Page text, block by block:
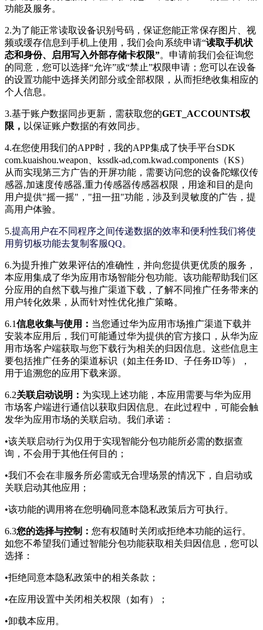
功能及服务。
2.为了能正常读取设备识别号码，保证您能正常保存图片、视
频或缓存信息到手机上使用，我们会向系统申请“读取手机状
态和身份、启用写入外部存储卡权限”。申请前我们会征询您
的同意，您可以选择“允许”或“禁止”权限申请；您可以在设备
的设置功能中选择关闭部分或全部权限，从而拒绝收集相应的
个人信息。
3.基于账户数据同步更新，需获取您的GET_ACCOUNTS权
限， 以保证账户数据的有效同步。
4.在您使用我们的APP时，我的APP集成了快手平台SDK
com.kuaishou.weapon、kssdk-ad,com.kwad.components（KS）
从而实现第三方广告的开屏功能，需要访问您的设备陀螺仪传
感器,加速度传感器,重力传感器传感器权限，用途和目的是向
用户提供"摇一摇"，"扭一扭"功能，涉及到灵敏度的广告，提
高用户体验。
5.提高用户在不同程序之间传递数据的效率和便利性我们将使
用剪切板功能去复制客服QQ。
6.为提升推广效果评估的准确性，并向您提供更优质的服务，
本应用集成了华为应用市场智能分包功能。该功能帮助我们区
分应用的自然下载与推广渠道下载，了解不同推广任务带来的
用户转化效果，从而针对性优化推广策略。
6.1信息收集与使用： 当您通过华为应用市场推广渠道下载并
安装本应用后，我们可能通过华为提供的官方接口，从华为应
用市场客户端获取与您下载行为相关的归因信息。这些信息主
要包括推广任务的渠道标识（如主任务ID、子任务ID等），
用于追溯您的应用下载来源。
6.2关联启动说明： 为实现上述功能，本应用需要与华为应用
市场客户端进行通信以获取归因信息。在此过程中，可能会触
发华为应用市场的关联启动。我们承诺：
•该关联启动行为仅用于实现智能分包功能所必需的数据查
询，不会用于其他任何目的；
•我们不会在非服务所必需或无合理场景的情况下，自启动或
关联启动其他应用；
•该功能的调用将在您明确同意本隐私政策后方可执行。
6.3您的选择与控制： 您有权随时关闭或拒绝本功能的运行。
如您不希望我们通过智能分包功能获取相关归因信息，您可以
选择：
•拒绝同意本隐私政策中的相关条款；
•在应用设置中关闭相关权限（如有）；
•卸载本应用。